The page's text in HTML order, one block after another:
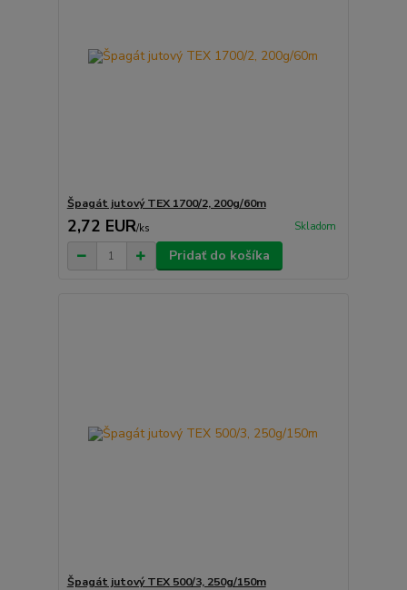
Špagát jutový TEX 1700/2, 200g/60m
2,72 EUR/ks Skladom
Pridať do košíka
Špagát jutový TEX 500/3, 250g/150m